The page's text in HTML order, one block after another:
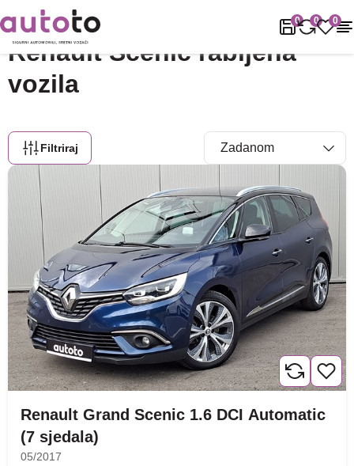
0 0 0
Naslovnica Rabljena vozila
Renault Scenic rabljena
vozila
Filtriraj
Renault Grand Scenic 1.6 DCI Automatic
(7 sjedala)
05/2017